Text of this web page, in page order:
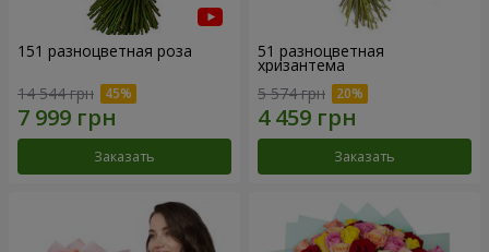
151 разноцветная роза
14 544 грн
Заказать
51 разноцветная
хризантема
5 574 грн
Заказать